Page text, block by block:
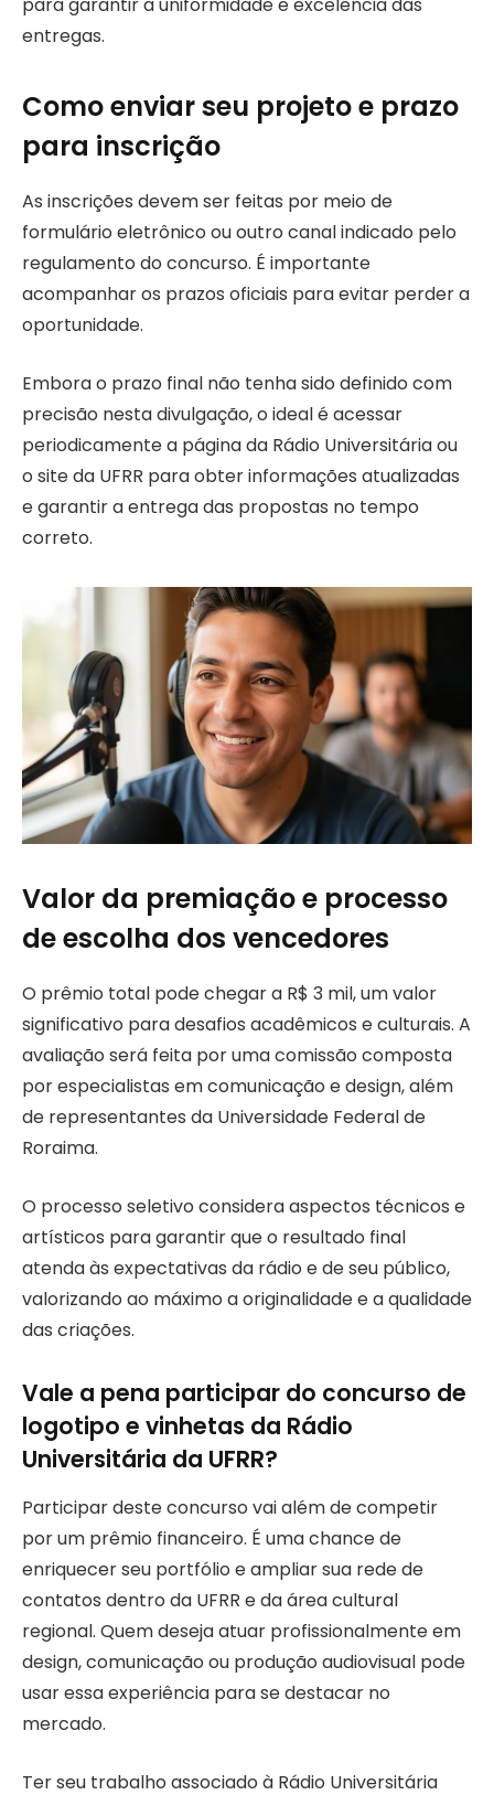
entregas.
Como enviar seu projeto e prazo
para inscrição
As inscrições devem ser feitas por meio de
formulário eletrônico ou outro canal indicado pelo
regulamento do concurso. É importante
acompanhar os prazos oficiais para evitar perder a
oportunidade.
Embora o prazo final não tenha sido definido com
precisão nesta divulgação, o ideal é acessar
periodicamente a página da Rádio Universitária ou
o site da UFRR para obter informações atualizadas
e garantir a entrega das propostas no tempo
correto.
Valor da premiação e processo
de escolha dos vencedores
O prêmio total pode chegar a R$ 3 mil, um valor
significativo para desafios acadêmicos e culturais. A
avaliação será feita por uma comissão composta
por especialistas em comunicação e design, além
de representantes da Universidade Federal de
Roraima.
O processo seletivo considera aspectos técnicos e
artísticos para garantir que o resultado final
atenda às expectativas da rádio e de seu público,
valorizando ao máximo a originalidade e a qualidade
das criações.
Vale a pena participar do concurso de
logotipo e vinhetas da Rádio
Universitária da UFRR?
Participar deste concurso vai além de competir
por um prêmio financeiro. É uma chance de
enriquecer seu portfólio e ampliar sua rede de
contatos dentro da UFRR e da área cultural
regional. Quem deseja atuar profissionalmente em
design, comunicação ou produção audiovisual pode
usar essa experiência para se destacar no
mercado.
Ter seu trabalho associado à Rádio Universitária